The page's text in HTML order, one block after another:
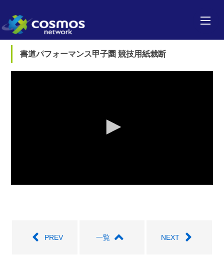
書道パフォーマンス甲子園 競技用紙裁断
PREV 一覧 NEXT